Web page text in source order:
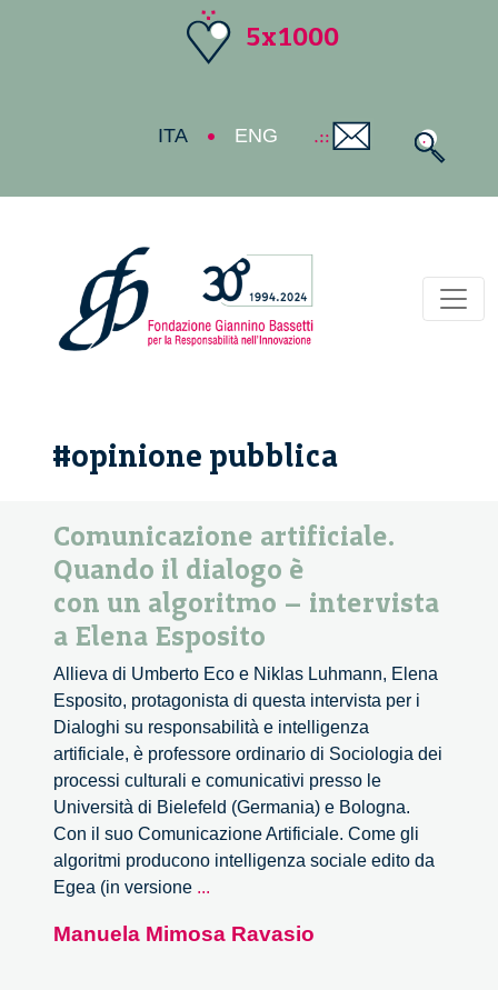
5x1000
ITA ENG
#opinione pubblica
Comunicazione artificiale.
Quando il dialogo è
con un algoritmo – intervista
a Elena Esposito
Allieva di Umberto Eco e Niklas Luhmann, Elena
Esposito, protagonista di questa intervista per i
Dialoghi su responsabilità e intelligenza
artificiale, è professore ordinario di Sociologia dei
processi culturali e comunicativi presso le
Università di Bielefeld (Germania) e Bologna.
Con il suo Comunicazione Artificiale. Come gli
algoritmi producono intelligenza sociale edito da
Egea (in versione ...
Quando
Manuela Mimosa Ravasio